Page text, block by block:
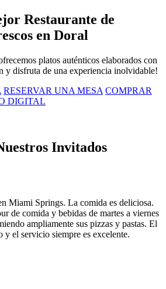
Restaurante de
en Doral
platos auténticos elaborados con
y disfruta de una experiencia inolvidable!
RESERVAR UNA MESA COMPRAR
DIGITAL
Invitados
Miami Springs. La comida es deliciosa.
de comida y bebidas de martes a viernes
ampliamente sus pizzas y pastas. El
y el servicio siempre es excelente.